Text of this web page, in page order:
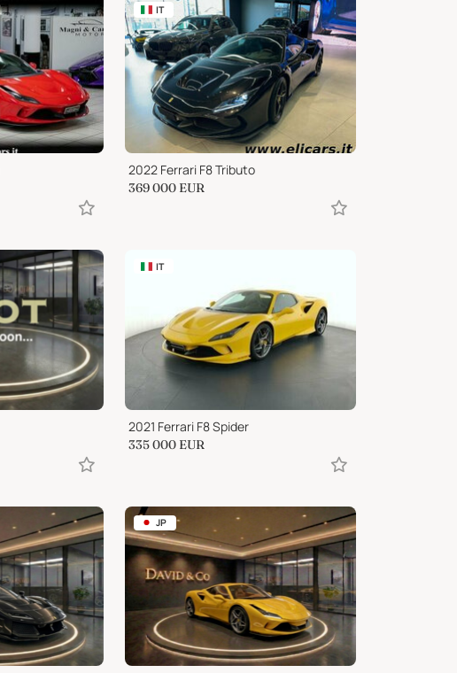
IT
2022 Ferrari F8 Tributo
369 000 EUR
IT
2021 Ferrari F8 Spider
335 000 EUR
JP